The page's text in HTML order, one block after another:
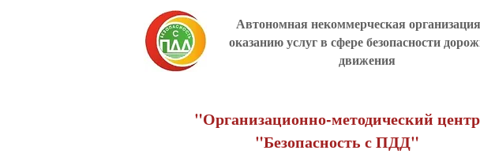
Автономная некоммерческая
оказанию услуг в сфере безопасности
движения
"Организационно-методический центр
"Безопасность с ПДД"